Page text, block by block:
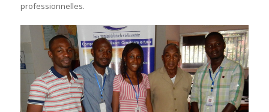
professionnelles.